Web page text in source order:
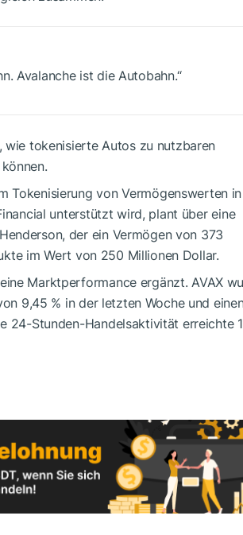
Avalanche ist die Autobahn.“
wie tokenisierte Autos zu nutzbaren
Tokenisierung von Vermögenswerten
unterstützt wird, plant über eine
der ein Vermögen von 373
im Wert von 250 Millionen Dollar.
Marktperformance ergänzt. AVAX
9,45 % in der letzten Woche und
24-Stunden-Handelsaktivität erreichte